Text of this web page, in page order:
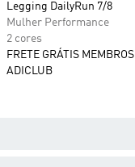
Legging DailyRun 7/8
Mulher Performance
2 cores
FRETE GRÁTIS MEMBROS
ADICLUB